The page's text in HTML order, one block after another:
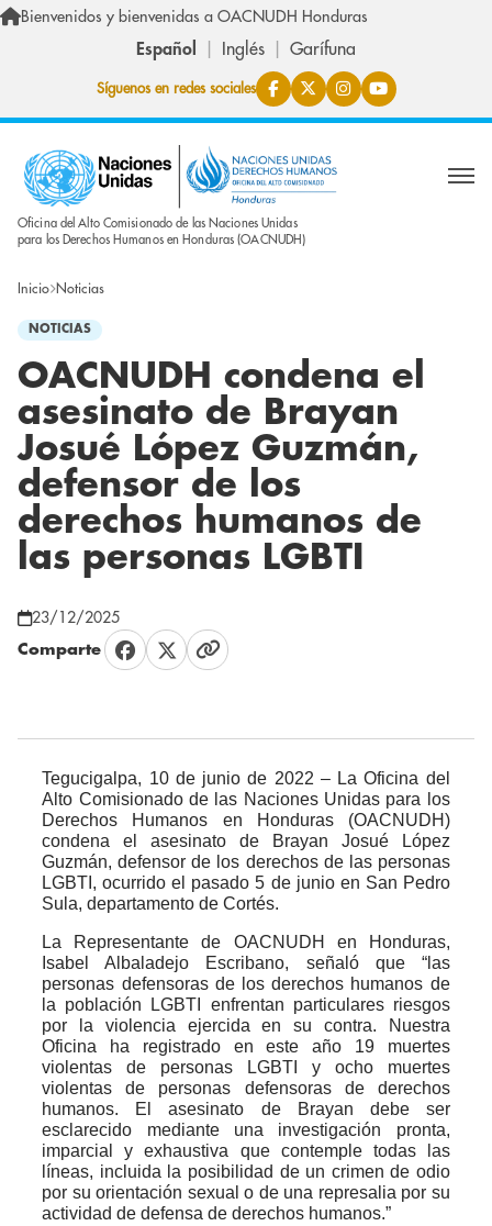
Pasar al contenido principal
Bienvenidos y bienvenidas a OACNUDH Honduras
Español Inglés Garífuna
Síguenos en redes sociales
Oficina del Alto Comisionado de las Naciones Unidas
para los Derechos Humanos en Honduras (OACNUDH)
Inicio Noticias
NOTICIAS
OACNUDH condena el
asesinato de Brayan
Josué López Guzmán,
defensor de los
derechos humanos de
las personas LGBTI
23/12/2025
Comparte
Tegucigalpa, 10 de junio de 2022 – La Oficina del
Alto Comisionado de las Naciones Unidas para los
Derechos Humanos en Honduras (OACNUDH)
condena el asesinato de Brayan Josué López
Guzmán, defensor de los derechos de las personas
LGBTI, ocurrido el pasado 5 de junio en San Pedro
Sula, departamento de Cortés.
La Representante de OACNUDH en Honduras,
Isabel Albaladejo Escribano, señaló que “las
personas defensoras de los derechos humanos de
la población LGBTI enfrentan particulares riesgos
por la violencia ejercida en su contra. Nuestra
Oficina ha registrado en este año 19 muertes
violentas de personas LGBTI y ocho muertes
violentas de personas defensoras de derechos
humanos. El asesinato de Brayan debe ser
esclarecido mediante una investigación pronta,
imparcial y exhaustiva que contemple todas las
líneas, incluida la posibilidad de un crimen de odio
por su orientación sexual o de una represalia por su
actividad de defensa de derechos humanos.”